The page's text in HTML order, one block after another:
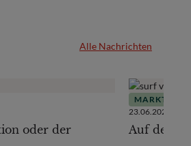
Alle Nachrichten
oder der
23.06.2026
Auf der